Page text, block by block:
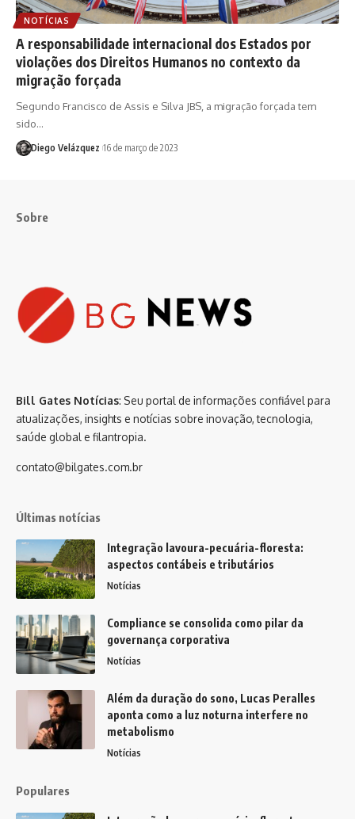
NOTÍCIAS
A responsabilidade internacional dos Estados por
violações dos Direitos Humanos no contexto da
migração forçada
Segundo Francisco de Assis e Silva JBS, a migração forçada tem
sido…
Diego Velázquez 16 de março de 2023
Sobre
Bill Gates Notícias: Seu portal de informações confiável para
atualizações, insights e notícias sobre inovação, tecnologia,
saúde global e filantropia.
contato@bilgates.com.br
Últimas notícias
Integração lavoura-pecuária-floresta:
aspectos contábeis e tributários
Notícias
Compliance se consolida como pilar da
governança corporativa
Notícias
Além da duração do sono, Lucas Peralles
aponta como a luz noturna interfere no
metabolismo
Notícias
Populares